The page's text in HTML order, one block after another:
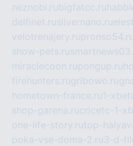
neznobi.rubigfatcc.ru
delfinet.rusilvernano.ru
velotrenajery.rupronso54.ru
show-pets.ru
miraclecoon.rupongup.ru
firehunters.rugribowo.ru
hometown-france.ru1-
shop-garena.rucricetc-1-
one-life-story.rutop-
poka-vse-doma-2.ru3-d-